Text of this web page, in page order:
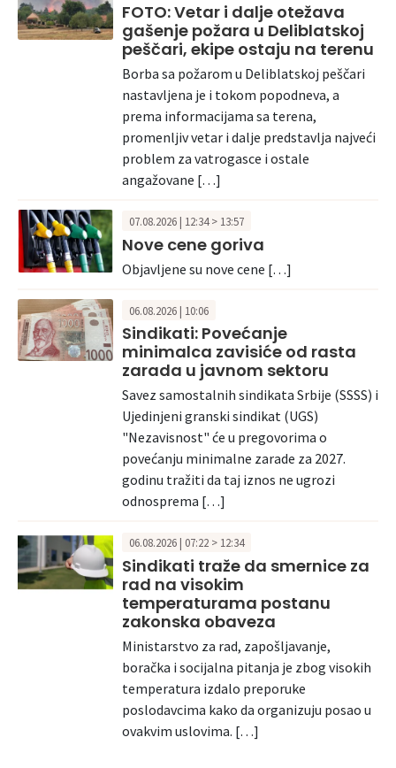
FOTO: Vetar i dalje otežava
gašenje požara u Deliblatskoj
peščari, ekipe ostaju na terenu
Borba sa požarom u Deliblatskoj peščari
nastavljena je i tokom popodneva, a
prema informacijama sa terena,
promenljiv vetar i dalje predstavlja najveći
problem za vatrogasce i ostale
angažovane […]
07.08.2026 | 12:34 > 13:57
Nove cene goriva
Objavljene su nove cene […]
06.08.2026 | 10:06
Sindikati: Povećanje
minimalca zavisiće od rasta
zarada u javnom sektoru
Savez samostalnih sindikata Srbije (SSSS) i
Ujedinjeni granski sindikat (UGS)
"Nezavisnost" će u pregovorima o
povećanju minimalne zarade za 2027.
godinu tražiti da taj iznos ne ugrozi
odnosprema […]
06.08.2026 | 07:22 > 12:34
Sindikati traže da smernice za
rad na visokim
temperaturama postanu
zakonska obaveza
Ministarstvo za rad, zapošljavanje,
boračka i socijalna pitanja je zbog visokih
temperatura izdalo preporuke
poslodavcima kako da organizuju posao u
ovakvim uslovima. […]